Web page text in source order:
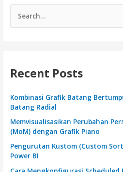
e
c
f
o
r
:
Recent Posts
Kombinasi Grafik Batang
Batang Radial
Memvisualisasikan Perubahan
(MoM) dengan Grafik Piano
Pengurutan Kustom (Custom
Power BI